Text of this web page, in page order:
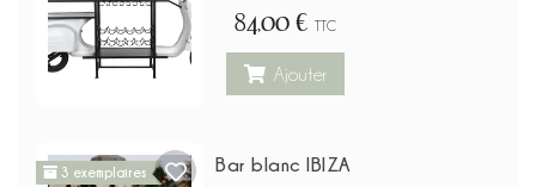
84,00 € TTC
Ajouter
3 exemplaires Bar blanc IBIZA